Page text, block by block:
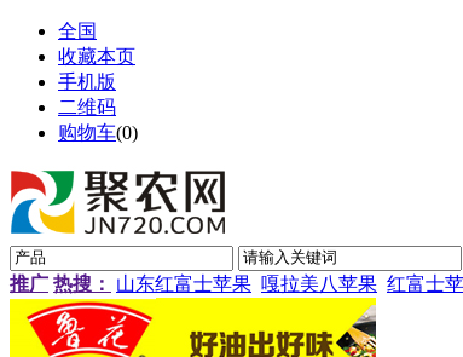
全国
收藏本页
手机版
二维码
购物车(0)
推广 热搜： 山东红富士苹果 嘎拉美八苹果 红富士